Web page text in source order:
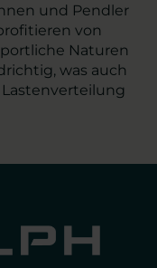
und Pendler
von
Naturen
was auch